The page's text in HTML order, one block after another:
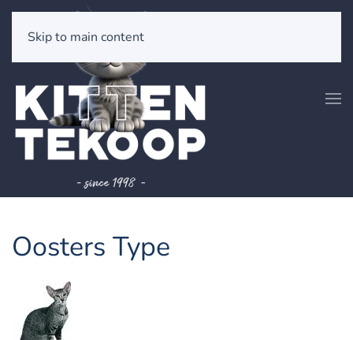
Skip to main content
Oosters Type